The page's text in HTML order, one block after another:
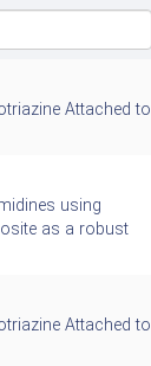
Attached to
using
as a robust
Attached to